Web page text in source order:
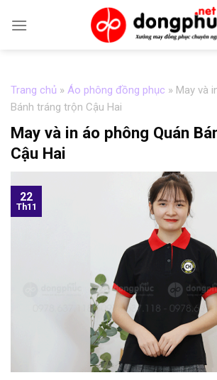
Trang chủ » Áo phông đồng phục » May và
Bánh tráng trộn Cậu Hai
May và in áo phông Quán
Cậu Hai
22
Th11